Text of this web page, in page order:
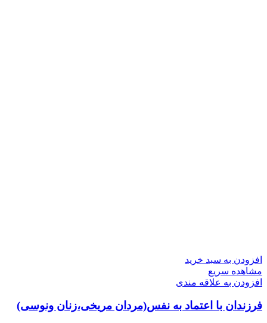
افزودن به سبد خرید
مشاهده سریع
افزودن به علاقه مندی
فرزندان با اعتماد به نفس(مردان مریخی،زنان ونوسی)